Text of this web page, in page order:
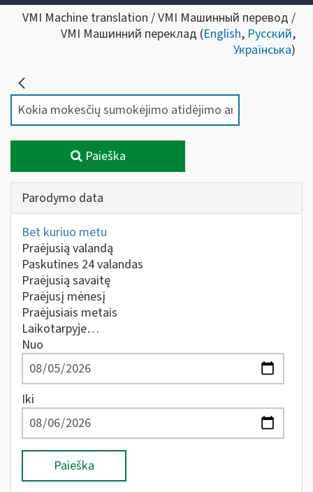
VMI Machine translation / VMI Машинный перевод /
VMI Машинний переклад (English, Русский,
Українська)
Paieška
Parodymo data
Bet kuriuo metu
Praėjusią valandą
Paskutines 24 valandas
Praėjusią savaitę
Praėjusį mėnesį
Praėjusiais metais
Laikotarpyje…
Nuo
Iki
Paieška